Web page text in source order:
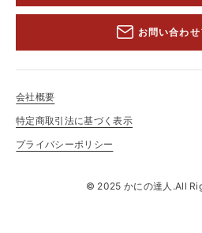
お問い合わ
会社概要
特定商取引法に基づく表示
プライバシーポリシー
© 2025 かにの達人.All